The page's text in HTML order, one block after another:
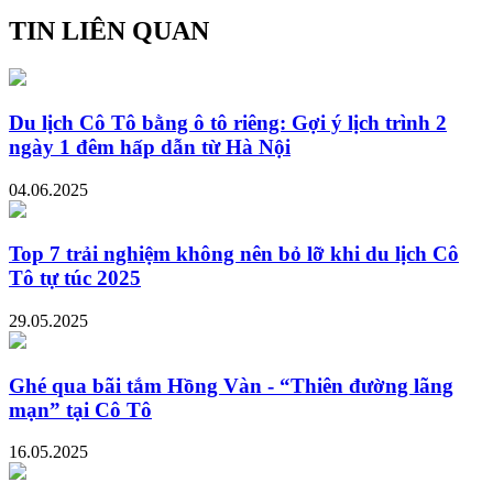
TIN LIÊN QUAN
Du lịch Cô Tô bằng ô tô riêng: Gợi ý lịch trình 2
ngày 1 đêm hấp dẫn từ Hà Nội
04.06.2025
Top 7 trải nghiệm không nên bỏ lỡ khi du lịch Cô
Tô tự túc 2025
29.05.2025
Ghé qua bãi tắm Hồng Vàn - “Thiên đường lãng
mạn” tại Cô Tô
16.05.2025